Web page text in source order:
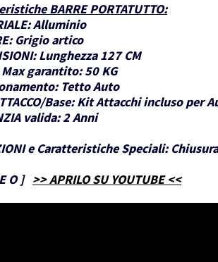
BARRE PORTATUTTO:
Alluminio
Grigio artico
Lunghezza 127 CM
Max garantito: 50 KG
Tetto Auto
Base: Kit Attacchi incluso per
valida:2 Anni
e Caratteristiche Speciali:
O] >> APRILO SU YOUTUBE <<